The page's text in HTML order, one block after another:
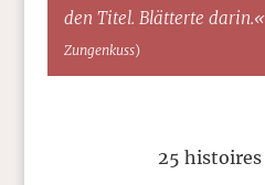
den Titel. Blätterte darin.«
Zungenkuss)
25